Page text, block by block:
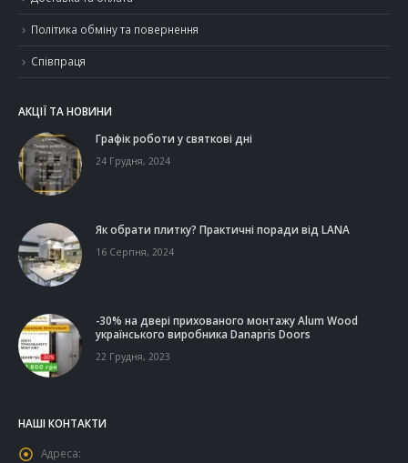
Політика обміну та повернення
Співпраця
АКЦІЇ ТА НОВИНИ
Графік роботи у святкові дні
24 Грудня, 2024
Як обрати плитку? Практичні поради від LANA
16 Серпня, 2024
-30% на двері прихованого монтажу Alum Wood
українського виробника Danapris Doors
22 Грудня, 2023
НАШІ КОНТАКТИ
Адреса: